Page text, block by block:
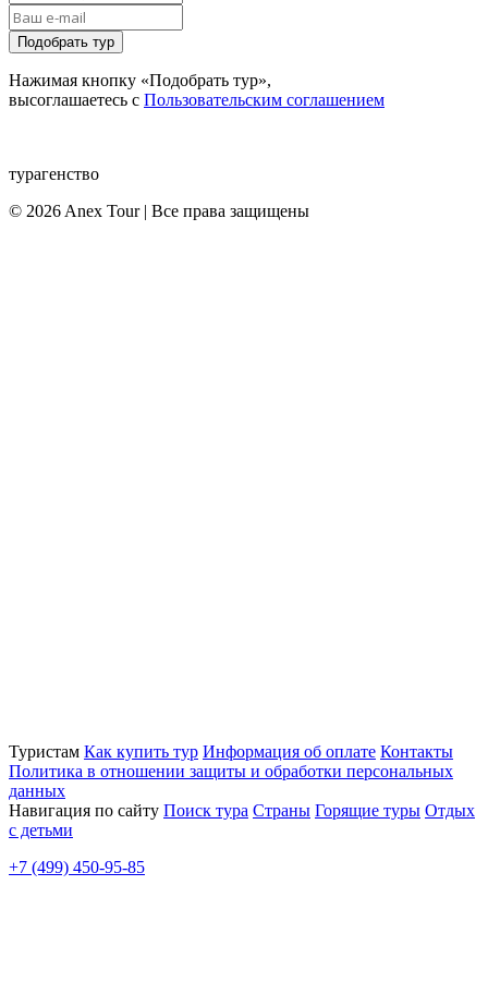
Подобрать тур
Нажимая кнопку «Подобрать тур»,
высоглашаетесь с Пользовательским соглашением
турагенство
© 2026 Anex Tour | Все права защищены
Туристам Как купить тур Информация об оплате Контакты
Политика в отношении защиты и обработки персональных
данных
Навигация по сайту Поиск тура Страны Горящие туры Отдых
с детьми
+7 (499) 450-95-85